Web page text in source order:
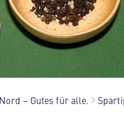
– Gutes für alle.